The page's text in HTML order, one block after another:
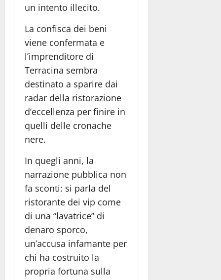
un intento illecito.
La confisca dei beni
viene confermata e
l’imprenditore di
Terracina sembra
destinato a sparire dai
radar della ristorazione
d’eccellenza per finire in
quelli delle cronache
nere.
In quegli anni, la
narrazione pubblica non
fa sconti: si parla del
ristorante dei vip come
di una “lavatrice” di
denaro sporco,
un’accusa infamante per
chi ha costruito la
propria fortuna sulla